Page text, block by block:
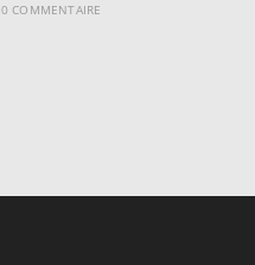
0 COMMENTAIRE